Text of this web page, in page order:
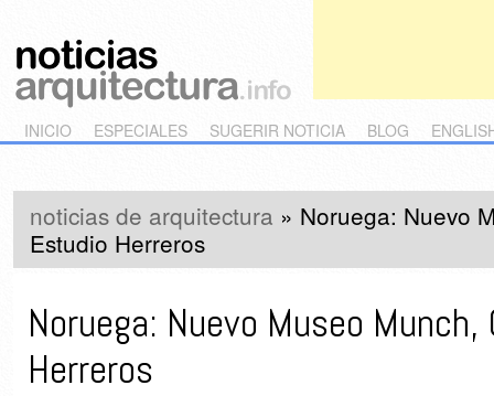
Main menu
Skip to primary content
Skip to secondary content
INICIO ESPECIALES SUGERIR NOTICIA BLOG
noticias de arquitectura » Noruega: Nuevo
Estudio Herreros
Noruega: Nuevo Museo
Herreros